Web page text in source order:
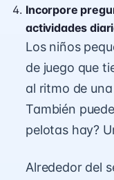
Incorpore
actividades
Los niños
de juego que
al ritmo de
También
pelotas hay?
Alrededor del